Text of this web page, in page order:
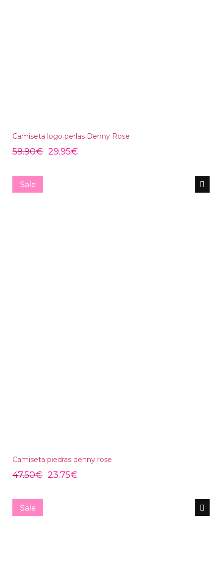
Camiseta logo perlas Denny Rose
59.90€ 29.95€
Sale
Camiseta piedras denny rose
47.50€ 23.75€
Sale